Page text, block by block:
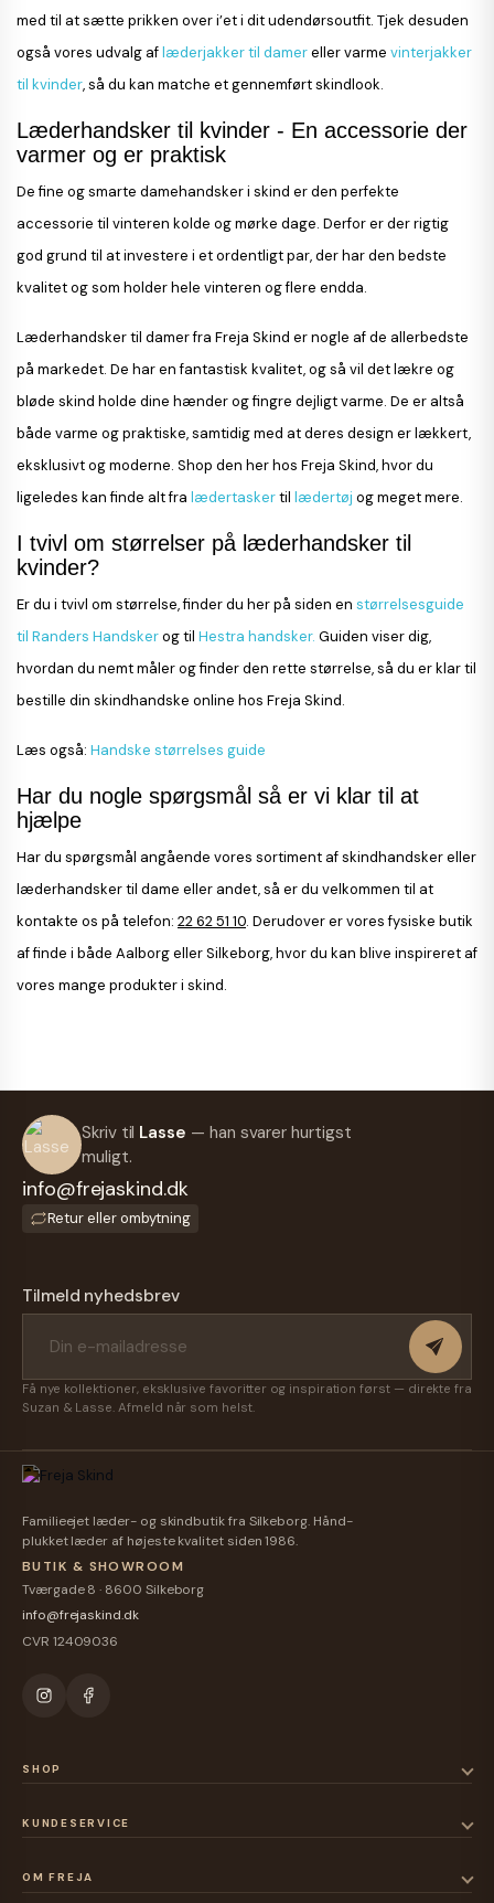
med til at sætte prikken over i’et i dit udendørsoutfit. Tjek desuden
også vores udvalg aflæderjakker til damereller varme vinterjakker
til kvinder, så du kan matche et gennemført skindlook.
Læderhandsker til kvinder - En accessorie der
varmer og er praktisk
De fine og smarte damehandsker i skind er den perfekte
accessorie til vinteren kolde og mørke dage. Derfor er der rigtig
god grund til at investere i et ordentligt par, der har den bedste
kvalitet og som holder hele vinteren og flere endda.
Læderhandsker til damer fra Freja Skind er nogle af de allerbedste
på markedet. De har en fantastisk kvalitet, og så vil det lækre og
bløde skind holde dine hænder og fingre dejligt varme. De er altså
både varme og praktiske, samtidig med at deres design er lækkert,
eksklusivt og moderne. Shop den her hos Freja Skind, hvor du
ligeledes kan finde alt fra lædertaskertil lædertøj og meget mere.
I tvivl om størrelser på læderhandsker til
kvinder?
Er du i tvivl om størrelse, finder du her på siden en størrelsesguide
til Randers Handskerog til Hestra handsker. Guiden viser dig,
hvordan du nemt måler og finder den rette størrelse, så du er klar til
bestille din skindhandske online hos Freja Skind.
Læs også: Handske størrelses guide
Har du nogle spørgsmål så er vi klar til at
hjælpe
Har du spørgsmål angående vores sortiment af skindhandsker eller
læderhandsker til dame eller andet, så er du velkommen til at
kontakte os på telefon: 22 62 51 10. Derudover er vores fysiske butik
af finde i både Aalborg eller Silkeborg, hvor du kan blive inspireret af
vores mange produkter i skind.
Skriv til Lasse — han svarer hurtigst
muligt.
info@frejaskind.dk
Retur eller ombytning
Tilmeld nyhedsbrev
Få nye kollektioner, eksklusive favoritter og inspiration først — direkte fra
Suzan & Lasse. Afmeld når som helst.
Familieejet læder- og skindbutik fra Silkeborg. Hånd-
plukket læder af højeste kvalitet siden 1986.
BUTIK & SHOWROOM
Tværgade 8 · 8600 Silkeborg
info@frejaskind.dk
CVR 12409036
SHOP
KUNDESERVICE
OM FREJA